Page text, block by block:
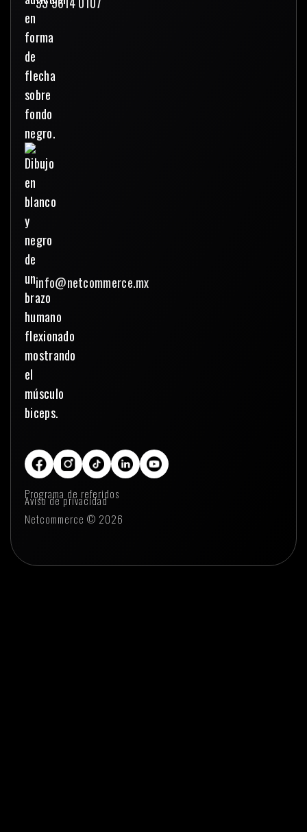
info@netcommerce.mx
Programa de referidos
Aviso de privacidad
Netcommerce © 2026